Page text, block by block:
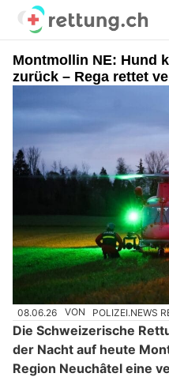
Montmollin NE: Hund
zurück – Rega rettet
08.06.26 VON POLIZEI.NEWS
Die Schweizerische
der Nacht auf heute
Region Neuchâtel eine